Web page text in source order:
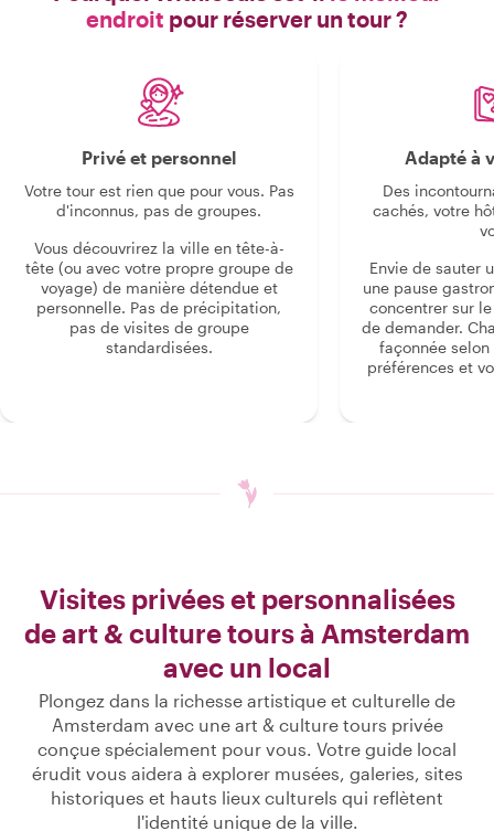
endroit pour réserver un tour ?
Privé et personnel
Votre tour est rien que pour vous. Pas
d'inconnus, pas de groupes.
Vous découvrirez la ville en tête-à-
tête (ou avec votre propre groupe de
voyage) de manière détendue et
personnelle. Pas de précipitation,
pas de visites de groupe
standardisées.
Adapté à
Des
cachés, votre
Envie de sauter
une pause
concentrer sur
de demander.
façonnée
préférences et
Visites privées et personnalisées
de art & culture tours à Amsterdam
avec un local
Plongez dans la richesse artistique et culturelle de
Amsterdam avec une art & culture tours privée
conçue spécialement pour vous. Votre guide local
érudit vous aidera à explorer musées, galeries, sites
historiques et hauts lieux culturels qui reflètent
l'identité unique de la ville.